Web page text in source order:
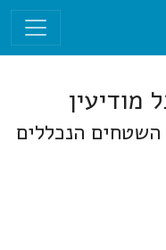
השטחים הנכללים